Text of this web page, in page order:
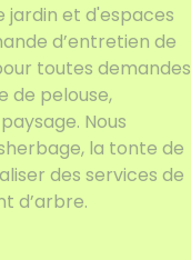
jardin et d'espaces
d’entretien de
toutes demandes
de pelouse,
Nous
la tonte de
des services de
d’arbre.